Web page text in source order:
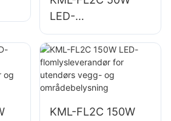
LED-
flomlysleverandør
for utendørs
reklametavler og
store
KML-FL2C 150W